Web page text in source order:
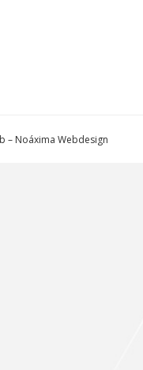
– Noáxima Webdesign